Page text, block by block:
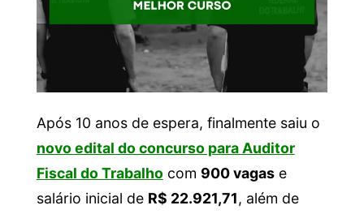
Após 10 anos de espera, finalmente saiu o
novo edital do concurso para Auditor
Fiscal do Trabalhocom 900 vagase
salário inicial de R$ 22.921,71, além de